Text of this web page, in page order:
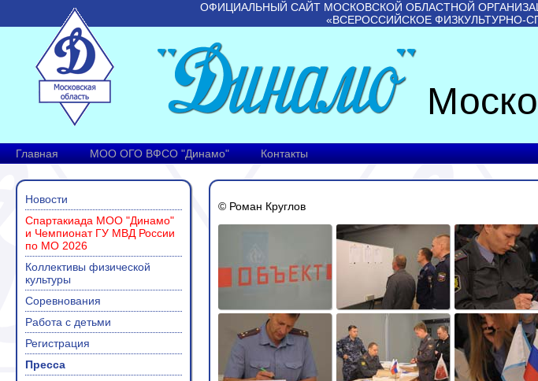
ОФИЦИАЛЬНЫЙ САЙТ МОСКОВСКОЙ ОБЛАСТНОЙ
«ВСЕРОССИЙСКОЕ ФИЗКУЛЬТУРНО-
Главная МОО ОГО ВФСО "Динамо" Контакты
Новости
Спартакиада МОО "Динамо"
и Чемпионат ГУ МВД России
по МО 2026
Коллективы физической
культуры
Соревнования
Работа с детьми
Регистрация
Пресса
© Роман Круглов